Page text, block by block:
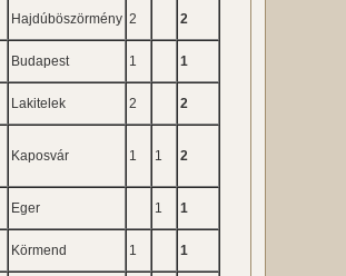
Hajdúböszörmény 2 2
Budapest 1 1
Lakitelek 2 2
Kaposvár 1 1 2
Eger 1 1
Körmend 1 1